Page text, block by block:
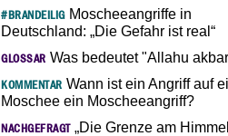
#BRANDEILIGMoscheeangriffe in
Deutschland: „Die Gefahr ist real“
GLOSSAR Was bedeutet "Allahu
KOMMENTAR Wann ist ein Angriff auf
Moschee ein Moscheeangriff?
NACHGEFRAGT„Die Grenze am